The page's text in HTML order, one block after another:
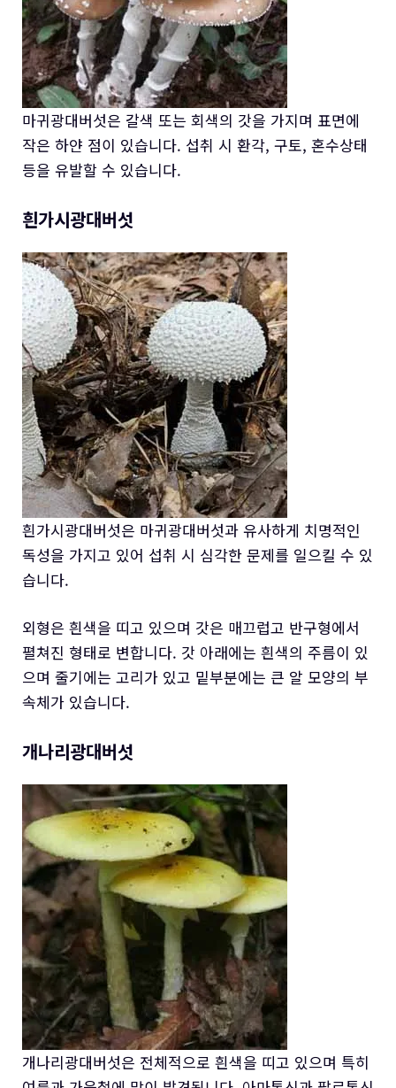
마귀광대버섯은 갈색 또는 회색의 갓을 가지며 표면에
작은 하얀 점이 있습니다. 섭취 시 환각, 구토, 혼수상태
등을 유발할 수 있습니다.
흰가시광대버섯
흰가시광대버섯은 마귀광대버섯과 유사하게 치명적인
독성을 가지고 있어 섭취 시 심각한 문제를 일으킬 수 있
습니다.
외형은 흰색을 띠고 있으며 갓은 매끄럽고 반구형에서
펼쳐진 형태로 변합니다. 갓 아래에는 흰색의 주름이 있
으며 줄기에는 고리가 있고 밑부분에는 큰 알 모양의 부
속체가 있습니다.
개나리광대버섯
개나리광대버섯은 전체적으로 흰색을 띠고 있으며 특히